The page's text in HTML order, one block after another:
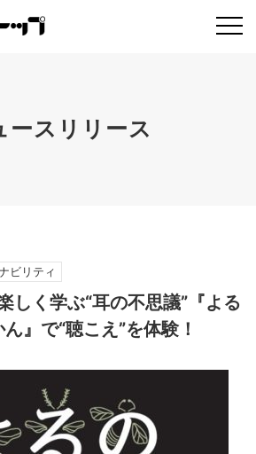
ースリリース
ビリティ
しく学ぶ“耳の不思議”『よる
』で“聴こえ”を体験！